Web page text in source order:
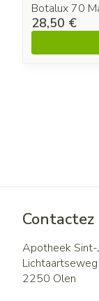
Botalux 70
28,50 €
Contactez
Apotheek Sint-
2250 Olen